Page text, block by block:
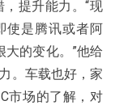
提升能力。“现
使是腾讯或者阿
的变化。”他给
。车载也好，家
市场的了解，对